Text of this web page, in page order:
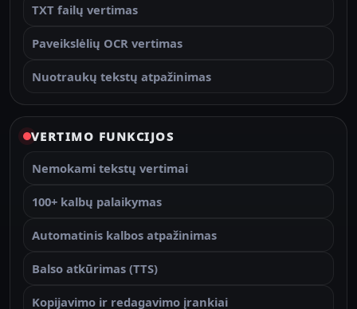
TXT failų vertimas
Paveikslėlių OCR vertimas
Nuotraukų tekstų atpažinimas
VERTIMO FUNKCIJOS
Nemokami tekstų vertimai
100+ kalbų palaikymas
Automatinis kalbos atpažinimas
Balso atkūrimas (TTS)
Kopijavimo ir redagavimo įrankiai